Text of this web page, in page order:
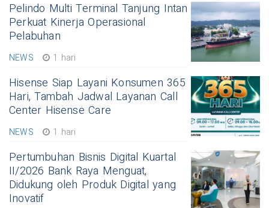
Pelindo Multi Terminal Tanjung Intan
Perkuat Kinerja Operasional
Pelabuhan
NEWS 1 hari
Hisense Siap Layani Konsumen 365
Hari, Tambah Jadwal Layanan Call
Center Hisense Care
NEWS 1 hari
Pertumbuhan Bisnis Digital Kuartal
II/2026 Bank Raya Menguat,
Didukung oleh Produk Digital yang
Inovatif